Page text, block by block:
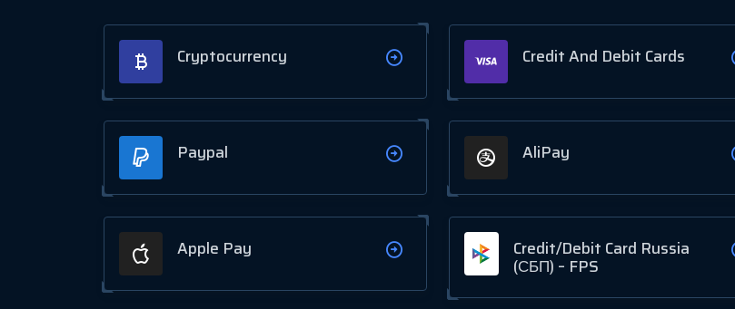
Cryptocurrency Credit And Debit Cards
Paypal AliPay
Apple Pay Credit/Debit Card Russia
(СБП) – FPS